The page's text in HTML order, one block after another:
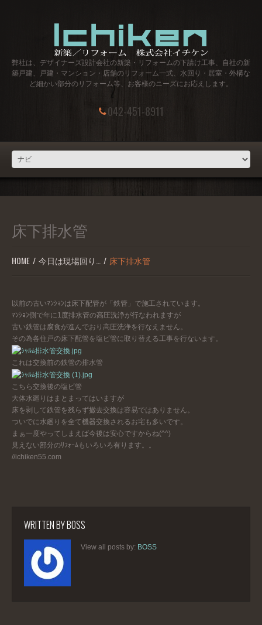
弊社は、デザイナーズ設計会社の新築・リフォームの下請け工事、自社の新
築戸建、戸建・マンション・店舗のリフォーム一式、水回り・居室・外構な
ど細かい部分のリフォーム等、お客様のニーズにお応えします。
042-451-8911
床下排水管
HOME 今日は現場回り… 床下排水管
以前の古いﾏﾝｼｮﾝは床下配管が「鉄管」で施工されています。
ﾏﾝｼｮﾝ側で年に1度排水管の高圧洗浄が行なわれますが
古い鉄管は腐食が進んでおり高圧洗浄を行なえません。
その為各住戸の床下配管を塩ビ管に取り替える工事を行ないます。
これは交換前の鉄管の排水管
こちら交換後の塩ビ管
大体水廻りはまとまってはいますが
床を剥して鉄管を残らず撤去交換は容易ではありません。
ついでに水廻りを全て機器交換されるお宅も多いです。
まぁ一度やってしまえば今後は安心ですからね(^^)
見えない部分のﾘﾌｫｰﾑもいろいろ有ります。。
//ichiken55.com
WRITTEN BYBOSS
View all posts by: BOSS